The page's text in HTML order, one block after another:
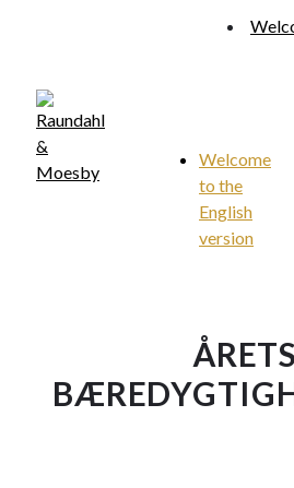
content
Welcome
to the
English
version
ÅRETS